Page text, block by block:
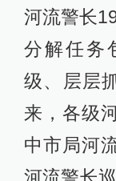
河流警长
分解任务
级、层层
来，各级
中市局河